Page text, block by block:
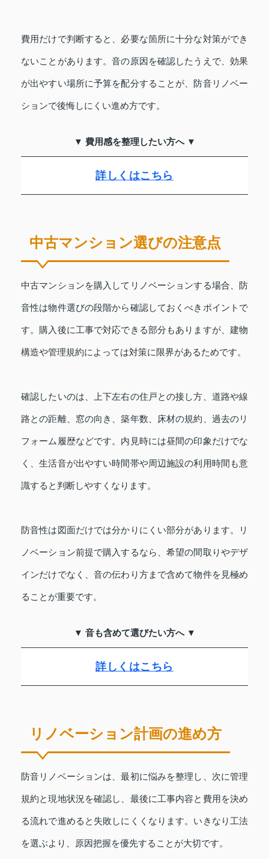
費用だけで判断すると、必要な箇所に十分な対策ができ
ないことがあります。音の原因を確認したうえで、効果
が出やすい場所に予算を配分することが、防音リノベー
ションで後悔しにくい進め方です。
▼ 費用感を整理したい方へ ▼
詳しくはこちら
中古マンション選びの注意点
中古マンションを購入してリノベーションする場合、防
音性は物件選びの段階から確認しておくべきポイントで
す。購入後に工事で対応できる部分もありますが、建物
構造や管理規約によっては対策に限界があるためです。
確認したいのは、上下左右の住戸との接し方、道路や線
路との距離、窓の向き、築年数、床材の規約、過去のリ
フォーム履歴などです。内見時には昼間の印象だけでな
く、生活音が出やすい時間帯や周辺施設の利用時間も意
識すると判断しやすくなります。
防音性は図面だけでは分かりにくい部分があります。リ
ノベーション前提で購入するなら、希望の間取りやデザ
インだけでなく、音の伝わり方まで含めて物件を見極め
ることが重要です。
▼ 音も含めて選びたい方へ ▼
詳しくはこちら
リノベーション計画の進め方
防音リノベーションは、最初に悩みを整理し、次に管理
規約と現地状況を確認し、最後に工事内容と費用を決め
る流れで進めると失敗しにくくなります。いきなり工法
を選ぶより、原因把握を優先することが大切です。